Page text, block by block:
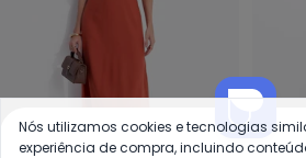
Nós utilizamos cookies e tecnologias
experiência de compra, incluindo